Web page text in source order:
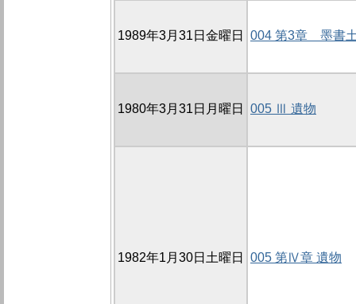
1989年3月31日金曜日 004 第3章 墨書
1980年3月31日月曜日 005 Ⅲ 遺物
1982年1月30日土曜日 005 第Ⅳ章 遺物